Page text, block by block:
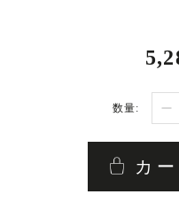
数量:
カ